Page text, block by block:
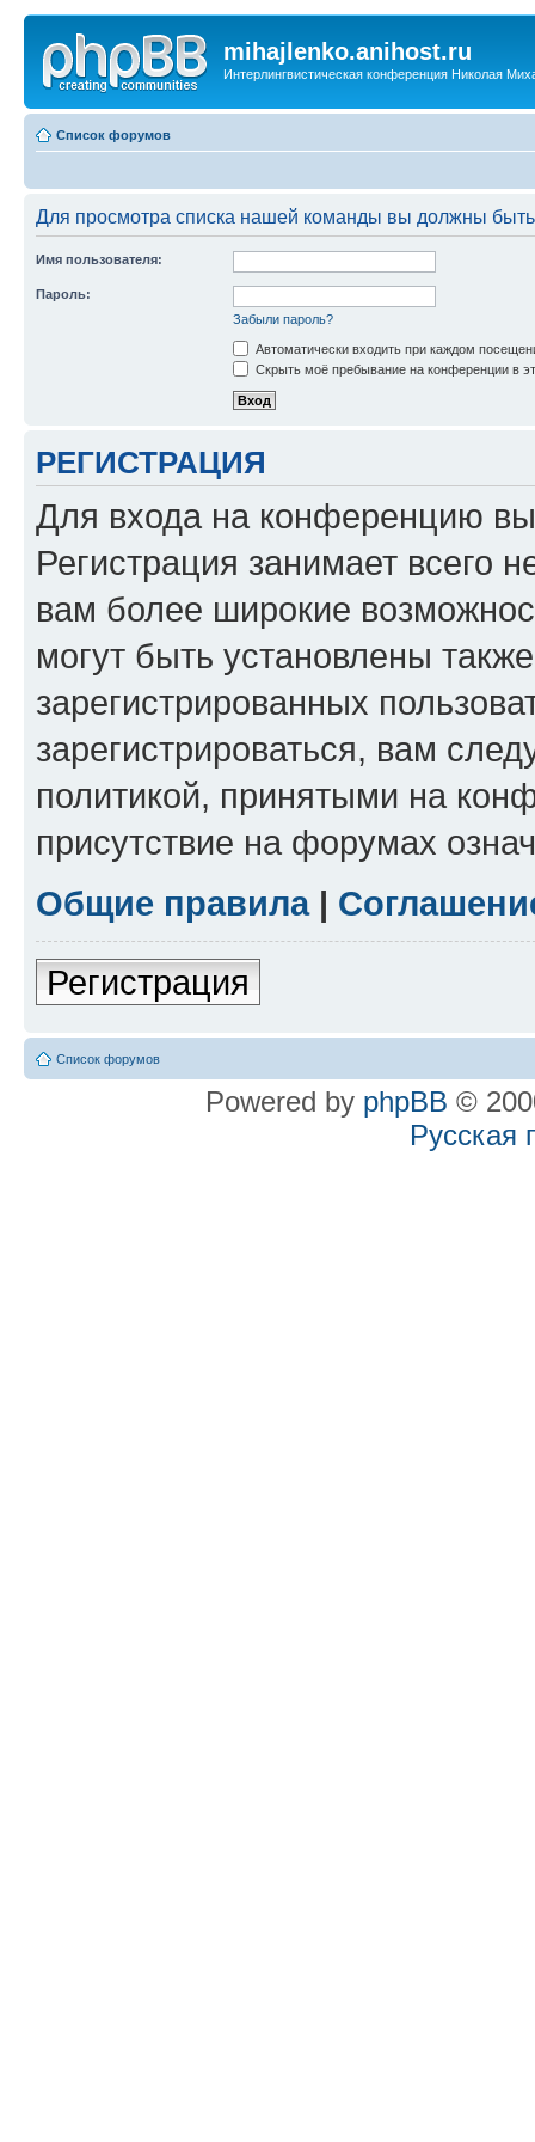
mihajlenko.anihost.ru
Интерлингвистическая конференция Николая
Список форумов
Для просмотра списка нашей команды вы должны
Имя пользователя:
Пароль:
Забыли пароль?
Автоматически входить при каждом
Скрыть моё пребывание на конференции в
РЕГИСТРАЦИЯ
Для входа на конференцию
Регистрация занимает всего
вам более широкие
могут быть установлены
зарегистрированных
зарегистрироваться, вам
политикой, принятыми на
присутствие на форумах
Общие правила|
Регистрация
Список форумов
Powered by phpBB ©
Русская